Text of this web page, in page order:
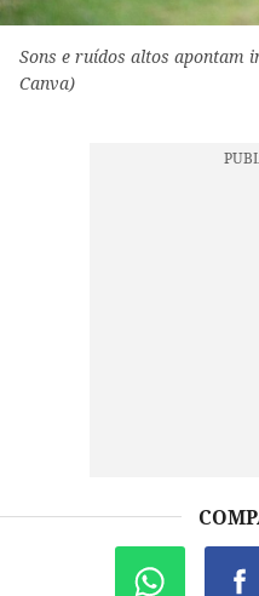
Sons e ruídos altos apontam
Canva)